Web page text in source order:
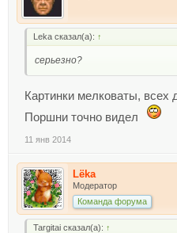
Leka сказал(а): ↑
серьезно?
Картинки мелковаты, всех
Поршни точно видел
11 янв 2014
Lёka
Модератор
Команда форума
Targitai сказал(а): ↑